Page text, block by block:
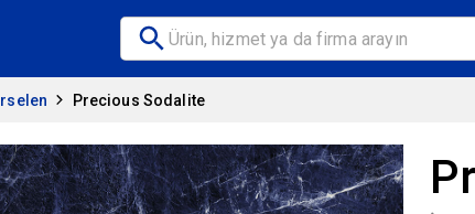
Precious Sodalite